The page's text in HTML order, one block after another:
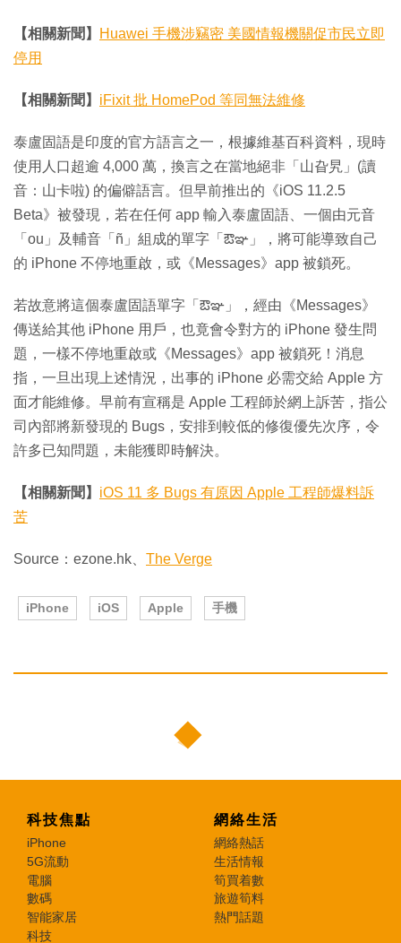
【相關新聞】
Huawei 手機涉竊密 美國情報機關促市民立即
停用
【相關新聞】 iFixit 批 HomePod 等同無法維修
泰盧固語是印度的官方語言之一，根據維基百科資料，現時
使用人口超逾 4,000 萬，換言之在當地絕非「山旮旯」(讀
音：山卡啦) 的偏僻語言。但早前推出的《iOS 11.2.5
Beta》被發現，若在任何 app 輸入泰盧固語、一個由元音
「ou」及輔音「ñ」組成的單字「ఔఞ」，將可能導致自己
的 iPhone 不停地重啟，或《Messages》app 被鎖死。
若故意將這個泰盧固語單字「ఔఞ」，經由《Messages》
傳送給其他 iPhone 用戶，也竟會令對方的 iPhone 發生問
題，一樣不停地重啟或《Messages》app 被鎖死！消息
指，一旦出現上述情況，出事的 iPhone 必需交給 Apple 方
面才能維修。早前有宣稱是 Apple 工程師於網上訴苦，指公
司內部將新發現的 Bugs，安排到較低的修復優先次序，令
許多已知問題，未能獲即時解決。
【相關新聞】 iOS 11 多 Bugs 有原因 Apple 工程師爆料訴
苦
Source：ezone.hk、 The Verge
iPhone iOS Apple 手機
科技焦點
iPhone
5G流動
電腦
數碼
智能家居
科技
網絡生活
網絡熱話
生活情報
筍買着數
旅遊筍料
熱門話題